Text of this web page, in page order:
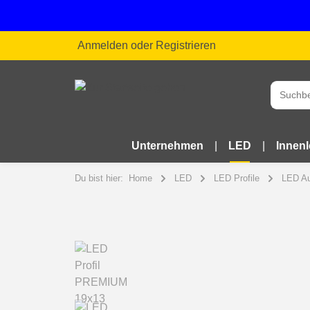
Anmelden oder Registrieren
Unternehmen LED
Du bist hier: Home LED LED Profile LED